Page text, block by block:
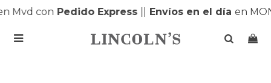
conPedido Express||Envíos en el díaen
